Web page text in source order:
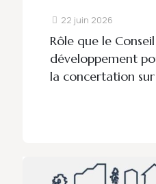
22 juin 2026
Rôle que le
développement
la concertation sur